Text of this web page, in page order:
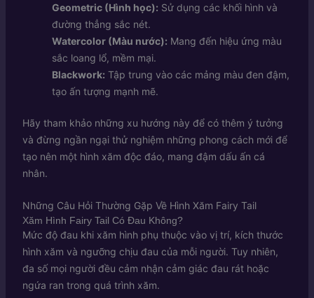
Geometric (Hình học): Sử dụng các khối hình và
đường thẳng sắc nét.
Watercolor (Màu nước): Mang đến hiệu ứng màu
sắc loang lổ, mềm mại.
Blackwork: Tập trung vào các mảng màu đen đậm,
tạo ấn tượng mạnh mẽ.
Hãy tham khảo những xu hướng này để có thêm ý tưởng
và đừng ngần ngại thử nghiệm những phong cách mới để
tạo nên một hình xăm độc đáo, mang đậm dấu ấn cá
nhân.
Những Câu Hỏi Thường Gặp Về Hình Xăm Fairy Tail
Xăm Hình Fairy Tail Có Đau Không?
Mức độ đau khi xăm hình phụ thuộc vào vị trí, kích thước
hình xăm và ngưỡng chịu đau của mỗi người. Tuy nhiên,
đa số mọi người đều cảm nhận cảm giác đau rát hoặc
ngứa ran trong quá trình xăm.